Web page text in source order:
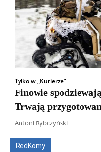
Tylko w „Kurierze”
Finowie
Trwają
Antoni Rybczyński
RedKomy
Wszyscy